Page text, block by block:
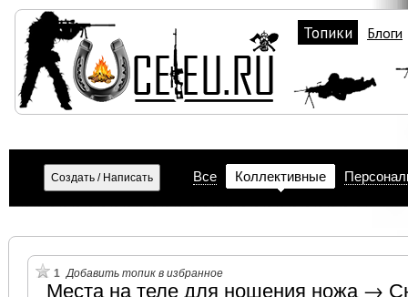
Топики Блоги
Все Коллективные
1 Добавить топик в избранное
Места на теле для ношения ножа →